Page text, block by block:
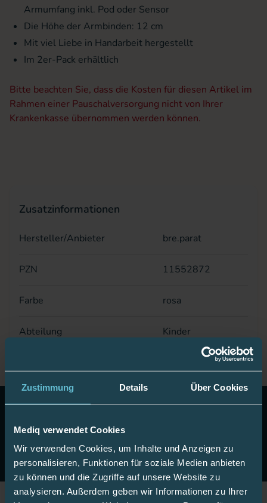
Zustimmung Details Über Cookies
Mediq verwendet Cookies
Wir verwenden Cookies, um Inhalte und Anzeigen zu
personalisieren, Funktionen für soziale Medien anbieten
zu können und die Zugriffe auf unsere Website zu
analysieren. Außerdem geben wir Informationen zu Ihrer
Armumfang inkl. Pod oder Sensor
Die Höhe der Armbinden: 12 cm
Mit viel Liebe in Handarbeit hergestellt
Im 2er-Pack erhältlich
Bitte beachten Sie, dass die Kosten für diesen Artikel im
Rahmen einer Pauschalversorgung nicht von Ihrer
Krankenkasse übernommen werden können.
Zusatzinformationen
Hersteller/Anbieter bre.parat
PZN 11552872
Farbe rosa
Abteilung Kinder
10 Euro Gutschein!Abonnieren Sie unseren Newsletter
Ihre nächste Onlinebestellung.
Jetzt anmelden